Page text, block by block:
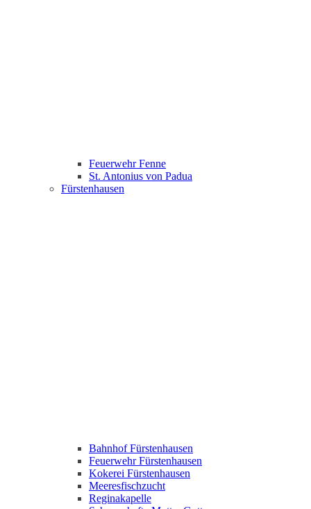
Feuerwehr Fenne
St. Antonius von Padua
Fürstenhausen
Bahnhof Fürstenhausen
Feuerwehr Fürstenhausen
Kokerei Fürstenhausen
Meeresfischzucht
Reginakapelle